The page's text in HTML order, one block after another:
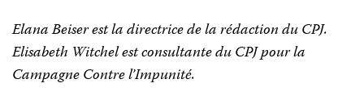
Elana Beiser est la directrice de la rédaction du CPJ.
Elisabeth Witchel est consultante du CPJ pour la
Campagne Contre l’Impunité.